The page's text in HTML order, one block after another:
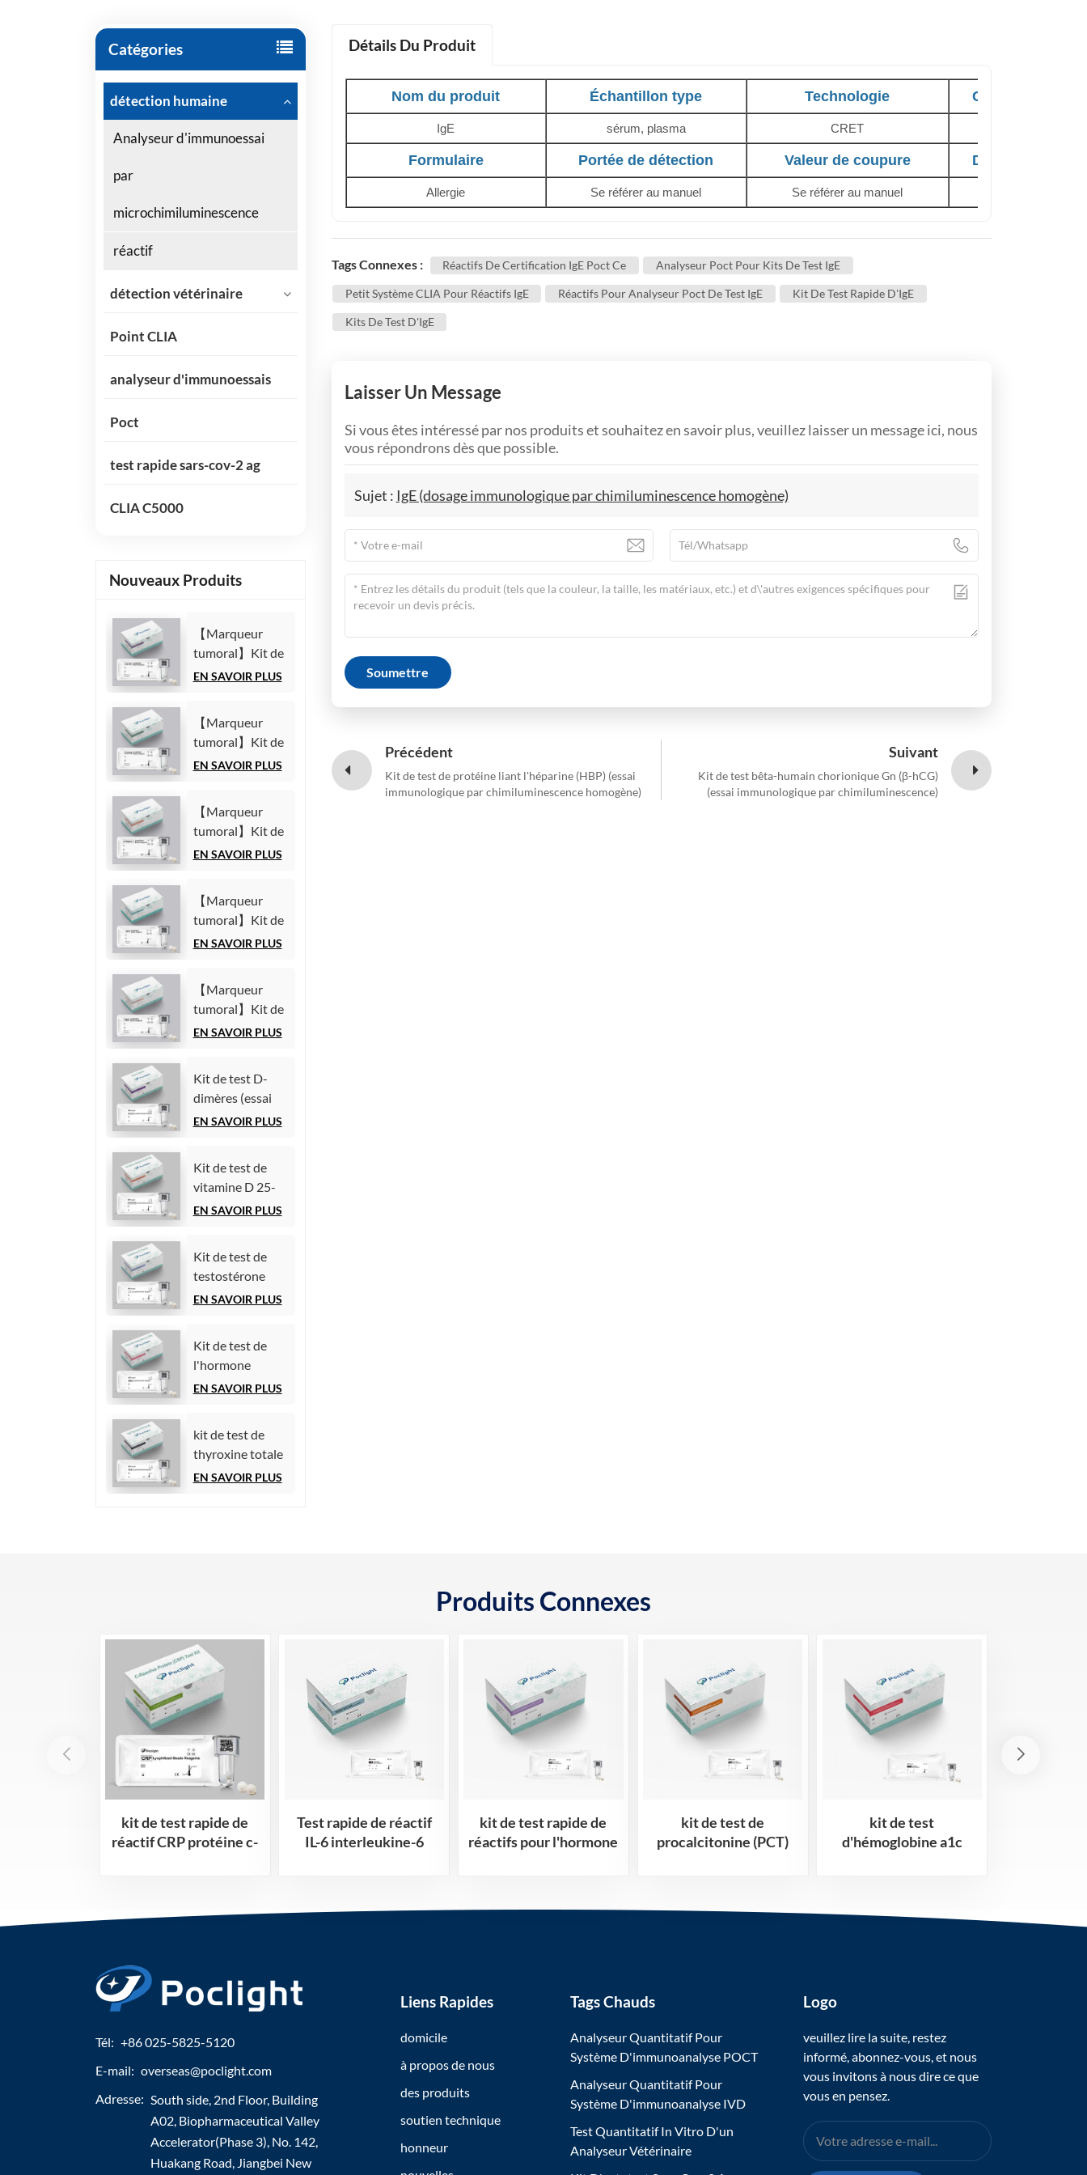
Catégories
détection humaine
Analyseur d'immunoessai
par
microchimiluminescence
réactif
détection vétérinaire
Point CLIA
analyseur d'immunoessais
Poct
test rapide sars-cov-2 ag
CLIA C5000
Nouveaux Produits
【Marqueur
tumoral】Kit de
test de l'antigène
(Immunoessai
par
chimiluminescence
EN SAVOIR PLUS
【Marqueur
tumoral】Kit de
test de l'antigène
(Immunoessai
par
chimiluminescence
EN SAVOIR PLUS
【Marqueur
tumoral】Kit de
test du fragment
(CYFRA21-1)
(Immunoessai
par
homogène)
EN SAVOIR PLUS
【Marqueur
tumoral】Kit de
test de l'alpha-
(Immunoessai
par
chimiluminescence
EN SAVOIR PLUS
【Marqueur
tumoral】Kit de
test de l'antigène
(Immunoessai
par
chimiluminescence
EN SAVOIR PLUS
Kit de test D-
dimères (essai
immunologique
homogène)
EN SAVOIR PLUS
Kit de test de
vitamine D 25-
hydroxy (essai
chimiluminescence
homogène))
EN SAVOIR PLUS
Kit de test de
testostérone
(essai
chimiluminescence)
EN SAVOIR PLUS
Kit de test de
l'hormone
folliculo-
EN SAVOIR PLUS
kit de test de
thyroxine totale
(TT4)
EN SAVOIR PLUS
Détails Du Produit
Nom du produit Échantillon type Technologie Condition de
IgE sérum, plasma CRET
Formulaire Portée de détection Valeur de coupure Durée de
Allergie Se référer au manuel Se référer au manuel
Tags Connexes : Réactifs De Certification IgE Poct Ce Analyseur Poct Pour Kits De Test IgE
Petit Système CLIA Pour Réactifs IgE Réactifs Pour Analyseur Poct De Test IgE Kit De Test Rapide D'IgE
Kits De Test D'IgE
Laisser Un Message
Si vous êtes intéressé par nos produits et souhaitez en savoir plus, veuillez laisser un message ici, nous
vous répondrons dès que possible.
Sujet : IgE (dosage immunologique par chimiluminescence homogène)
Soumettre
Précédent
Kit de test de protéine liant l'héparine (HBP) (essai
immunologique par chimiluminescence homogène)
Suivant
Kit de test bêta-humain chorionique Gn (β-hCG)
(essai immunologique par chimiluminescence)
Produits Connexes
kit de test rapide de
réactif CRP protéine c-
Test rapide de réactif
IL-6 interleukine-6
kit de test rapide de
réactifs pour l'hormone
kit de test de
procalcitonine (PCT)
kit de test
d'hémoglobine a1c
Tél: +86 025-5825-5120
E-mail: overseas@poclight.com
Adresse: South side, 2nd Floor, Building
A02, Biopharmaceutical Valley
Accelerator(Phase 3), No. 142,
Huakang Road, Jiangbei New
Liens Rapides
domicile
à propos de nous
des produits
soutien technique
honneur
Tags Chauds
Analyseur Quantitatif Pour
Système D'immunoanalyse POCT
Analyseur Quantitatif Pour
Système D'immunoanalyse IVD
Test Quantitatif In Vitro D'un
Analyseur Vétérinaire
Logo
veuillez lire la suite, restez
informé, abonnez-vous, et nous
vous invitons à nous dire ce que
vous en pensez.